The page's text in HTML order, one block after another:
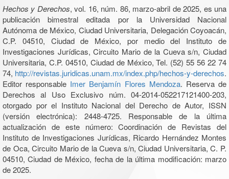
Hechos y Derechos, vol. 16, núm. 86, marzo-abril de 2025, es una
publicación bimestral editada por la Universidad Nacional
Autónoma de México, Ciudad Universitaria, Delegación Coyoacán,
C.P. 04510, Ciudad de México, por medio del Instituto de
Investigaciones Jurídicas, Circuito Mario de la Cueva s/n, Ciudad
Universitaria, C.P. 04510, Ciudad de México, Tel. (52) 55 56 22 74
74, http://revistas.juridicas.unam.mx/index.php/hechos-y-derechos.
Editor responsable Imer Benjamín Flores Mendoza. Reserva de
Derechos al Uso Exclusivo núm. 04-2014-052217121400-203,
otorgado por el Instituto Nacional del Derecho de Autor, ISSN
(versión electrónica): 2448-4725. Responsable de la última
actualización de este número: Coordinación de Revistas del
Instituto de Investigaciones Jurídicas, Ricardo Hernández Montes
de Oca, Circuito Mario de la Cueva s/n, Ciudad Universitaria, C. P.
04510, Ciudad de México, fecha de la última modificación: marzo
de 2025.